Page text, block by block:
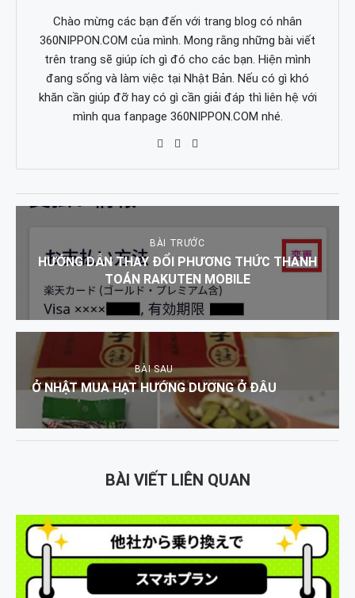
Chào mừng các bạn đến với trang blog có nhân
360NIPPON.COM của mình. Mong rằng những bài viết
trên trang sẽ giúp ích gì đó cho các bạn. Hiện mình
đang sống và làm việc tại Nhật Bản. Nếu có gì khó
khăn cần giúp đỡ hay có gì cần giải đáp thì liên hệ với
mình qua fanpage 360NIPPON.COM nhé.
BÀI TRƯỚC
HƯỚNG DẪN THAY ĐỔI PHƯƠNG THỨC THANH
TOÁN RAKUTEN MOBILE
BÀI SAU
Ở NHẬT MUA HẠT HƯỚNG DƯƠNG Ở ĐÂU
BÀI VIẾT LIÊN QUAN